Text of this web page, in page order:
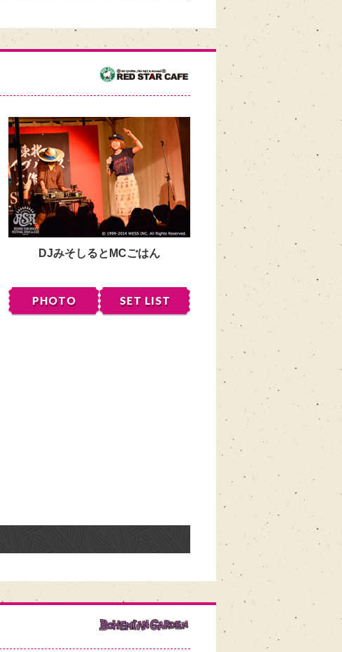
DJみそしるとMCごはん
PHOTO SET LIST